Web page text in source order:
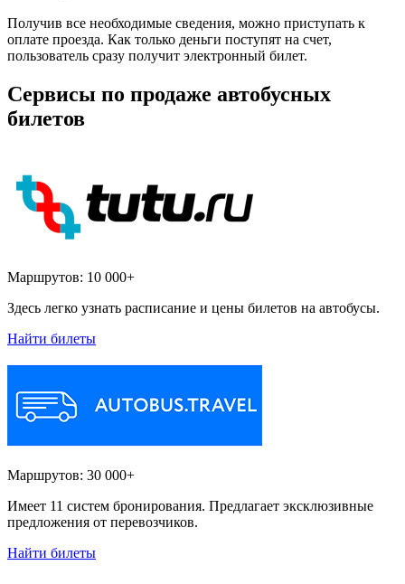
Получив все необходимые сведения, можно приступать к
оплате проезда. Как только деньги поступят на счет,
пользователь сразу получит электронный билет.
Сервисы по продаже автобусных
билетов
Маршрутов: 10 000+
Здесь легко узнать расписание и цены билетов на автобусы.
Найти билеты
Маршрутов: 30 000+
Имеет 11 систем бронирования. Предлагает эксклюзивные
предложения от перевозчиков.
Найти билеты